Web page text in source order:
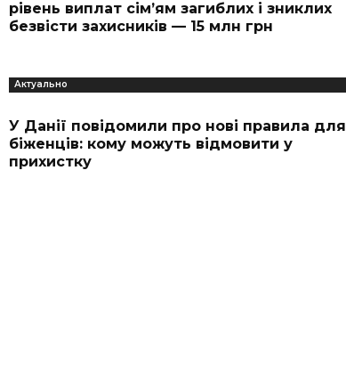
рівень виплат сім’ям загиблих і зниклих
безвісти захисників — 15 млн грн
Актуально
У Данії повідомили про нові правила для
біженців: кому можуть відмовити у
прихистку